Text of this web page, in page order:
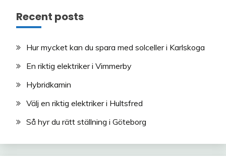
Recent posts
Hur mycket kan du spara med solceller i Karlskoga
En riktig elektriker i Vimmerby
Hybridkamin
Välj en riktig elektriker i Hultsfred
Så hyr du rätt ställning i Göteborg